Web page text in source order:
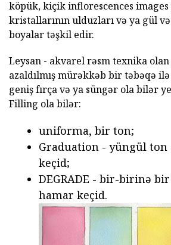
köpük, kiçik inflorescences
kristallarının ulduzları və ya gül
boyalar təşkil edir.
Leysan - akvarel rəsm texnika olan
azaldılmış mürəkkəb bir təbəqə
geniş fırça və ya süngər ola bilər
Filling ola bilər:
uniforma, bir ton;
Graduation - yüngül ton
keçid;
DEGRADE - bir-birinə
hamar keçid.